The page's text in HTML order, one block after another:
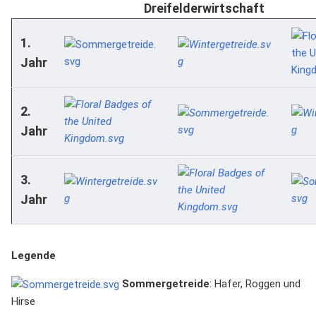
Dreifelderwirtschaft
1.
Jahr
2.
Jahr
3.
Jahr
Legende
Sommergetreide: Hafer, Roggen und
Hirse